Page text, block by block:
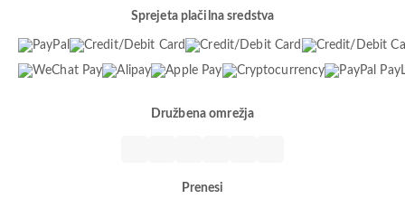
Sprejeta plačilna sredstva
Družbena omrežja
Prenesi